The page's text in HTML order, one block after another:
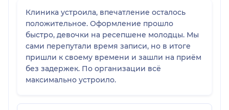
Клиника устроила, впечатление осталось
положительное. Оформление прошло
быстро, девочки на ресепшене молодцы. Мы
сами перепутали время записи, но в итоге
пришли к своему времени и зашли на приём
без задержек. По организации всё
максимально устроило.